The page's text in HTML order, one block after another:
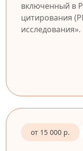
включенный в
цитирования
исследования».
от 15 000 р.